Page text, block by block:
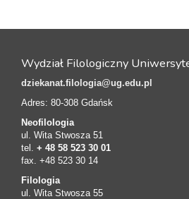
Wydział Filologiczny
dziekanat.filologia@ug.edu.pl
Adres: 80-308 Gdańsk
Neofilologia
ul. Wita Stwosza 51
tel. + 48 58 523 30 01
fax. +48 523 30 14
Filologia
ul. Wita Stwosza 55